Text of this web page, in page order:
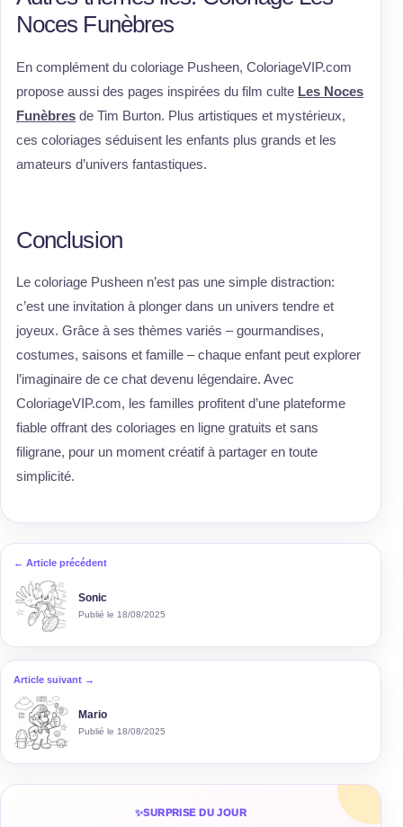
Noces Funèbres
En complément du coloriage Pusheen, ColoriageVIP.com
propose aussi des pages inspirées du film culte Les Noces
Funèbres de Tim Burton. Plus artistiques et mystérieux,
ces coloriages séduisent les enfants plus grands et les
amateurs d’univers fantastiques.
Conclusion
Le coloriage Pusheen n’est pas une simple distraction:
c’est une invitation à plonger dans un univers tendre et
joyeux. Grâce à ses thèmes variés – gourmandises,
costumes, saisons et famille – chaque enfant peut explorer
l’imaginaire de ce chat devenu légendaire. Avec
ColoriageVIP.com, les familles profitent d’une plateforme
fiable offrant des coloriages en ligne gratuits et sans
filigrane, pour un moment créatif à partager en toute
simplicité.
← Article précédent
Sonic
Publié le 18/08/2025
Article suivant →
Mario
Publié le 18/08/2025
✨SURPRISE DU JOUR